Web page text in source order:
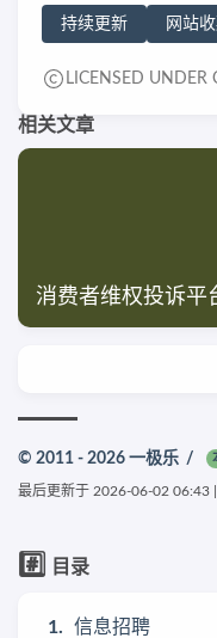
#️⃣ 目录
信息招聘
持续更新 网站
LICENSED UNDER
相关文章
消费者维权投诉平
© 2011 - 2026 一极乐 /
最后更新于 2026-06-02 06:43